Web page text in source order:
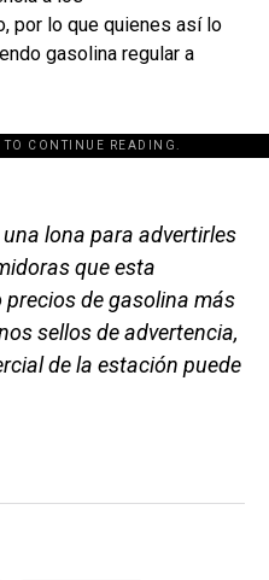
por lo que quienes así lo
gasolina regular a
CONTINUE READING.
lona para advertirles
que esta
de gasolina más
sellos de advertencia,
de la estación puede